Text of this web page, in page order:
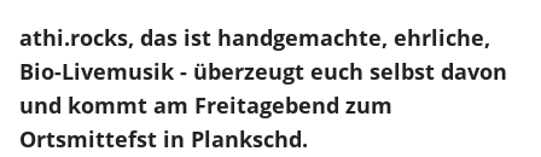
athi.rocks, das ist handgemachte, ehrliche,
Bio-Livemusik - überzeugt euch selbst davon
und kommt am Freitagebend zum
Ortsmittefst in Plankschd.